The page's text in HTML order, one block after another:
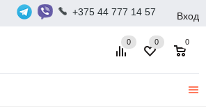
+375 44 777 14 57 Вход
0 0
0